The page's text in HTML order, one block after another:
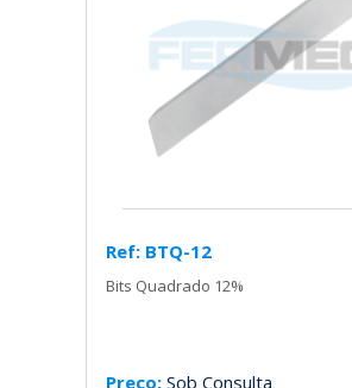
Ref: BTQ-12
Bits Quadrado 12%
Preço: Sob Consulta